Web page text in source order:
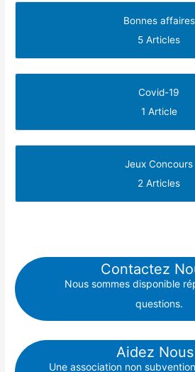
Bonnes affaires
5 Articles
Covid-19
1 Article
Jeux Concours
2 Articles
Contactez
Nous sommes disponible
questions.
Aidez
Une association non